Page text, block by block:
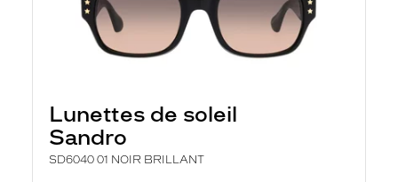
Lunettes de soleil
Sandro
SD6040 01 NOIR BRILLANT